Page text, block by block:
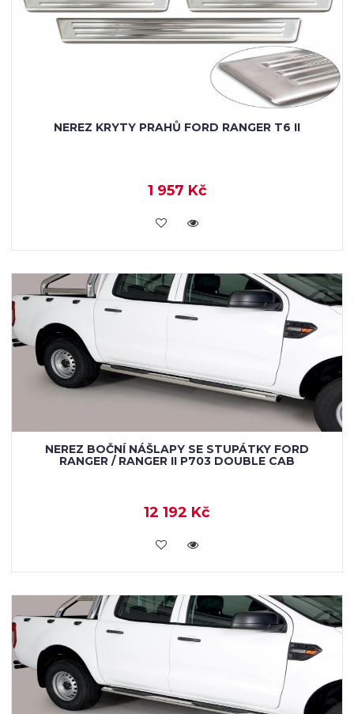
NEREZ KRYTY PRAHŮ FORD RANGER T6 II
1 957 Kč
KOUPIT
NEREZ BOČNÍ NÁŠLAPY SE STUPÁTKY FORD
RANGER / RANGER II P703 DOUBLE CAB
12 192 Kč
KOUPIT